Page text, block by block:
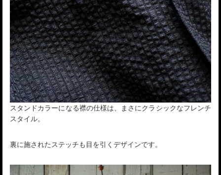
スタンドカラーになる襟の仕様は、まさにクラシックなフレンチ
スタイル。
裏に施されたステッチも目を引くデザインです。